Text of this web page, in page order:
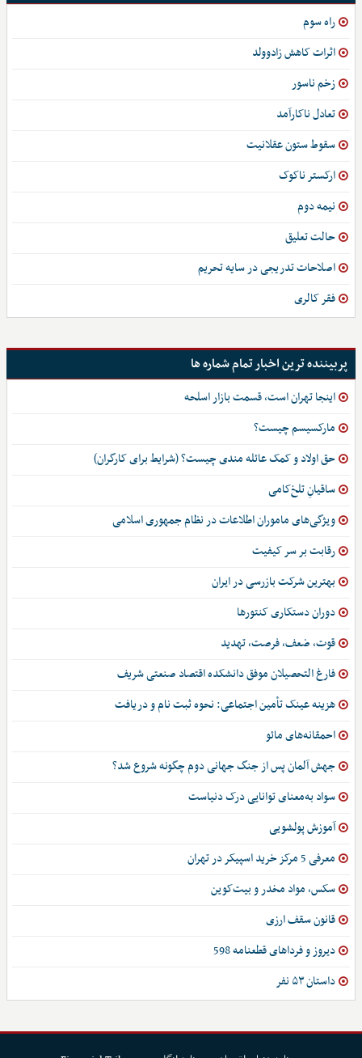
راه سوم
اثرات کاهش زادوولد
زخم ناسور
تعادل ناکارآمد
سقوط ستون عقلانیت
ارکستر ناکوک
نیمه دوم
حالت تعلیق
اصلاحات تدریجی در سایه تحریم
فقر کالری
پربیننده ترین اخبار تمام شماره ها
اینجا تهران است، قسمت بازار اسلحه
مارکسیسم چیست؟
حق اولاد و کمک عائله مندی چیست؟ (شرایط برای کارگران)
ساقیانِ تلخ‌کامی
ویژگی‌های ماموران اطلاعات در نظام جمهوری اسلامی
رقابت بر سر کیفیت
بهترین شرکت بازرسی در ایران
دوران دستکاری کنتورها
قوت، ضعف، فرصت، تهدید
فارغ التحصیلان موفق دانشکده اقتصاد صنعتی شریف
هزینه عینک تأمین اجتماعی: نحوه ثبت نام و دریافت
احمقانه‌های مائو
جهش آلمان پس از جنگ جهانی دوم چگونه شروع شد؟
سواد به‌معنای توانایی درک دنیاست
آموزش پولشویی
معرفی 5 مرکز خرید اسپیکر در تهران
سکس، مواد مخدر و بیت‌کوین
قانون سقف ارزی
دیروز و فرداهای قطعنامه 598
داستان ۵۳ نفر